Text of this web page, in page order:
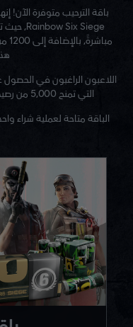
باقة الترحيب متوفرة الآن!
اللاعبون الراغبون في الحصول
التي تمنح 5,000 من رصيد R6، وهيئة سلاح مميزة، ومعزز شهرة.
الباقة متاحة لعملية شراء